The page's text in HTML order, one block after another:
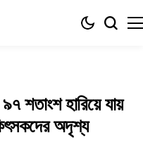
শতাংশ হারিয়ে যায়
অদৃশ্য